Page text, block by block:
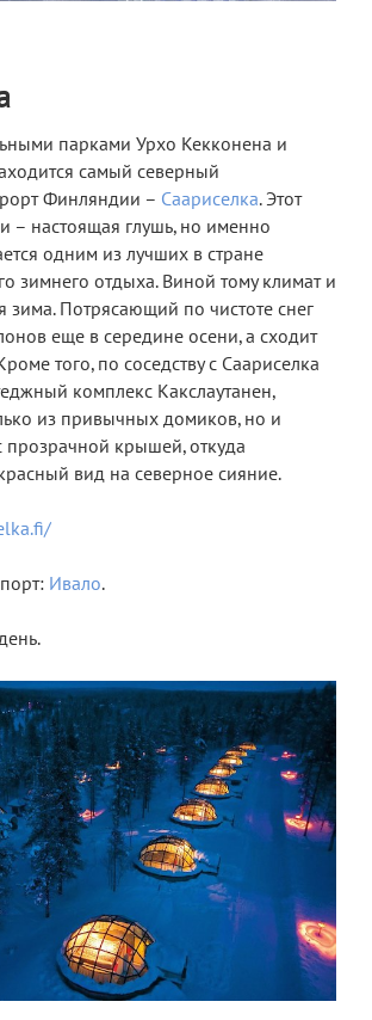
парками Урхо Кекконена и
самый северный
Финляндии – Саариселка. Этот
– настоящая глушь, но именно
одним из лучших в стране
зимнего отдыха. Виной тому климат и
зима. Потрясающий по чистоте снег
еще в середине осени, а сходит
того, по соседству с Саариселка
комплекс Какслаутанен,
из привычных домиков, но и
прозрачной крышей, откуда
вид на северное сияние.
Ивало.